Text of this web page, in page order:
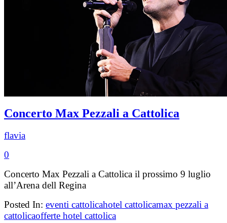
Concerto Max Pezzali a Cattolica
flavia
0
Concerto Max Pezzali a Cattolica il prossimo 9 luglio
all’Arena dell Regina
Posted In: eventi cattolicahotel cattolicamax pezzali a
cattolicaofferte hotel cattolica